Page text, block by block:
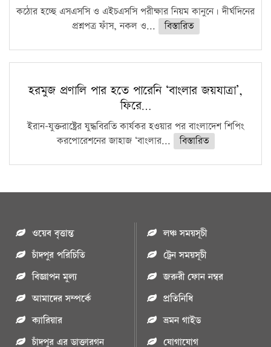
কঠোর হচ্ছে এসএসসি ও এইচএসসি পরীক্ষার নিয়ম কানুনে। দীর্ঘদিনের
প্রশ্নপত্র ফাঁস, নকল ও...
বিস্তারিত
হরমুজ প্রণালি পার হতে পারেনি ‘বাংলার জয়যাত্রা’,
ফিরে…
ইরান-যুক্তরাষ্ট্রের যুদ্ধবিরতি কার্যকর হওয়ার পর বাংলাদেশ শিপিং
করপোরেশনের জাহাজ ‘বাংলার...
বিস্তারিত
ওয়েব বৃত্তান্ত
চাঁদপুর পরিচিতি
বিজ্ঞাপন মুল্য
আমাদের সম্পর্কে
ক্যারিয়ার
চাঁদপুর এর ডাক্তারগন
লঞ্চ সময়সূচী
ট্রেন সময়সূচী
জরুরী ফোন নম্বর
প্রতিনিধি
ভ্রমন গাইড
যোগাযোগ